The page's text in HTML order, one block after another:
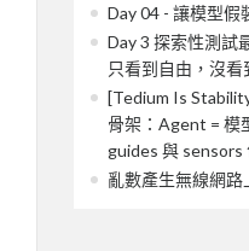
Day 04 - 讓模型假
Day 3 探索性測試
只看到自由，沒看
[Tedium Is
骨架：Agent = 模
guides 與 sensors
亂數產生無線網